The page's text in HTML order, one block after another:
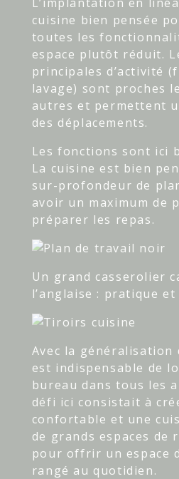
cuisine bien pensée
toutes les
espace plutôt réduit.
principales d’activité
lavage) sont proches
autres et permettent
des déplacements.
Les fonctions sont ici
La cuisine est bien
sur-profondeur de
avoir un maximum de
préparer les repas.
Un grand casserolier
l’anglaise : pratique
Avec la
est indispensable de
bureau dans tous les
défi ici consistait à
confortable et une
de grands espaces de
pour offrir un espace
rangé au quotidien.